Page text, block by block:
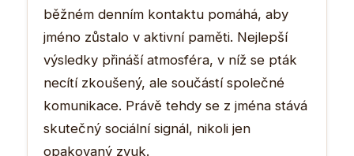
běžném denním kontaktu pomáhá, aby
jméno zůstalo v aktivní paměti. Nejlepší
výsledky přináší atmosféra, v níž se pták
necítí zkoušený, ale součástí společné
komunikace. Právě tehdy se z jména stává
skutečný sociální signál, nikoli jen
opakovaný zvuk.